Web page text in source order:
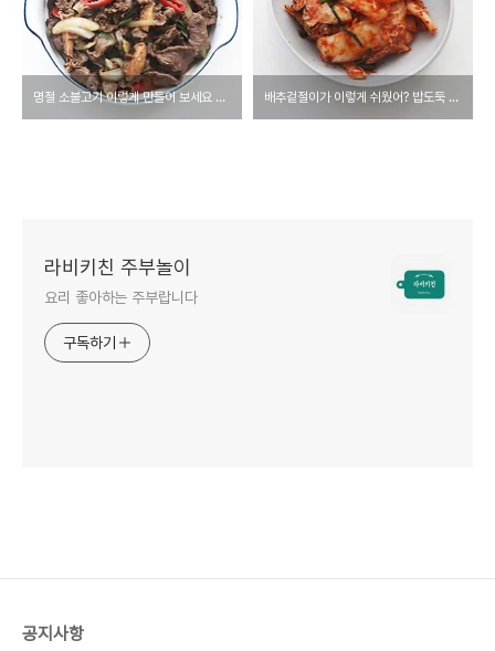
명절 소불고기 이렇게 만들어 보세요 모두가 맛있다고 한 마디씩 할거에요 배추겉절이가 이렇게 쉬웠어? 밥도둑 배추겉절이 만드는법
라비키친 주부놀이
요리 좋아하는 주부랍니다
구독하기
공지사항